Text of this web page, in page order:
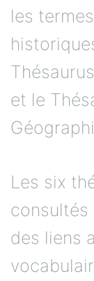
les
et le
Les six
des liens